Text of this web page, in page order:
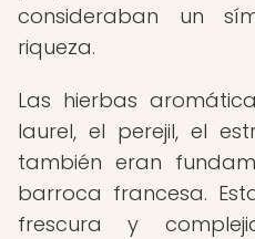
consideraban un
riqueza.
Las hierbas
laurel, el perejil, el
también eran
barroca francesa.
frescura y